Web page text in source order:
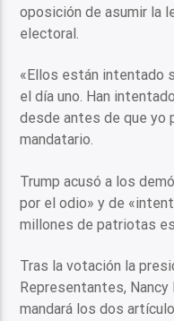
oposición de asumir la
electoral.
«Ellos están intentado
el día uno. Han
desde antes de que yo
mandatario.
Trump acusó a los
por el odio» y de
millones de patriotas
Tras la votación la
Representantes,
mandará los dos